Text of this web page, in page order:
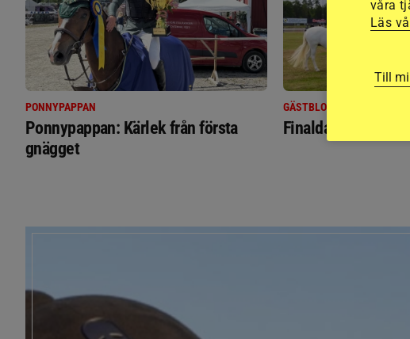
PONNYPAPPAN
Ponnypappan: Kärlek från första
gnägget
GÄSTBLOGGEN
Finaldag med
våra
Läs
Till